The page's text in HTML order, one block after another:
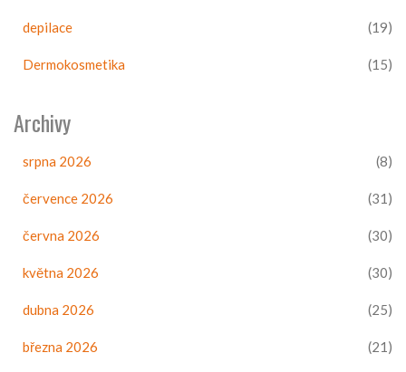
depilace (19)
Dermokosmetika (15)
Archivy
srpna 2026 (8)
července 2026 (31)
června 2026 (30)
května 2026 (30)
dubna 2026 (25)
března 2026 (21)